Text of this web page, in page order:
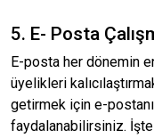
5. E- Posta
E-posta her dönemin
üyelikleri
getirmek için e-
faydalanabilirsiniz.